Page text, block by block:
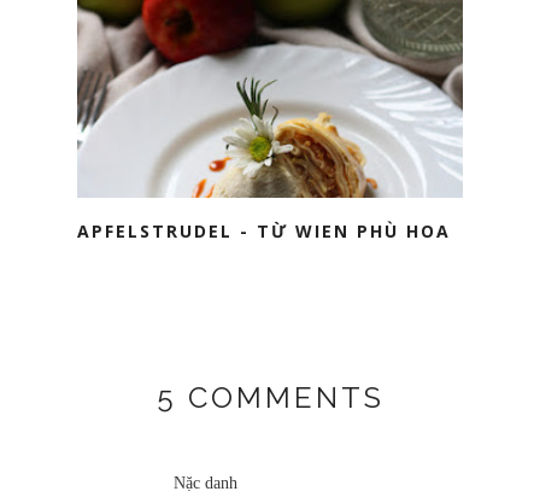
APFELSTRUDEL - TỪ WIEN PHÙ HOA
5 COMMENTS
Nặc danh